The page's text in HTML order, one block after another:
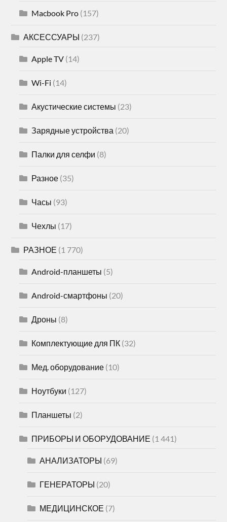
Macbook Pro (157)
АКСЕССУАРЫ (237)
Apple TV (14)
Wi-Fi (14)
Акустические системы (23)
Зарядные устройства (20)
Палки для селфи (8)
Разное (35)
Часы (93)
Чехлы (17)
РАЗНОЕ (1 770)
Android-планшеты (5)
Android-смартфоны (20)
Дроны (8)
Комплектующие для ПК (32)
Мед. оборудование (10)
Ноутбуки (127)
Планшеты (2)
ПРИБОРЫ И ОБОРУДОВАНИЕ (1 441)
АНАЛИЗАТОРЫ (69)
ГЕНЕРАТОРЫ (20)
МЕДИЦИНСКОЕ (7)